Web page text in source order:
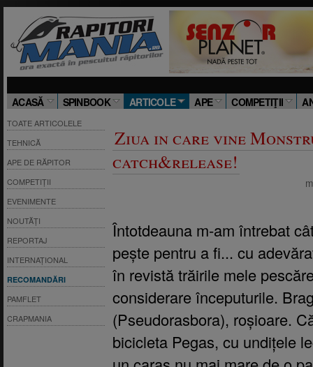
ACASĂ SPINBOOK ARTICOLE APE COMPETIŢII
TOATE ARTICOLELE
TEHNICĂ
APE DE RĂPITOR
COMPETIȚII
EVENIMENTE
NOUTĂȚI
REPORTAJ
INTERNAȚIONAL
RECOMANDĂRI
PAMFLET
CRAPMANIA
Ziua in care vine
catch&release!
Întotdeauna m-am întrebat
pește pentru a fi... cu
în revistă trăirile mele
considerare începuturile.
(Pseudorasbora), roșioare.
bicicleta Pegas, cu undițele